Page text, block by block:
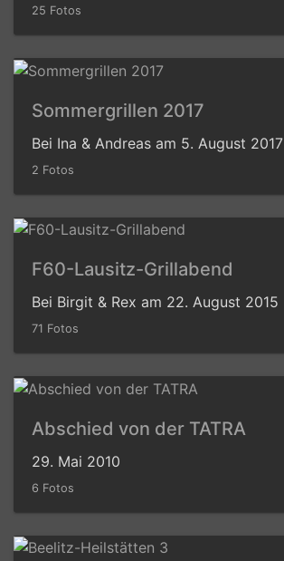
25 Fotos
Sommergrillen 2017
Bei Ina & Andreas am 5. August 2017
2 Fotos
F60-Lausitz-Grillabend
Bei Birgit & Rex am 22. August 2015
71 Fotos
Abschied von der TATRA
29. Mai 2010
6 Fotos